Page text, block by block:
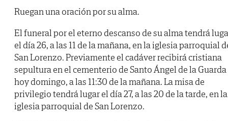
Ruegan una oración por su alma.
El funeral por el eterno descanso de su alma tendrá
el día 26, a las 11 de la mañana, en la iglesia parroquial
San Lorenzo. Previamente el cadáver recibirá cristiana
sepultura en el cementerio de Santo Ángel de la Guarda
hoy domingo, a las 11:30 de la mañana. La misa de
privilegio tendrá lugar el día 27, a las 20 de la tarde, en la
iglesia parroquial de San Lorenzo.